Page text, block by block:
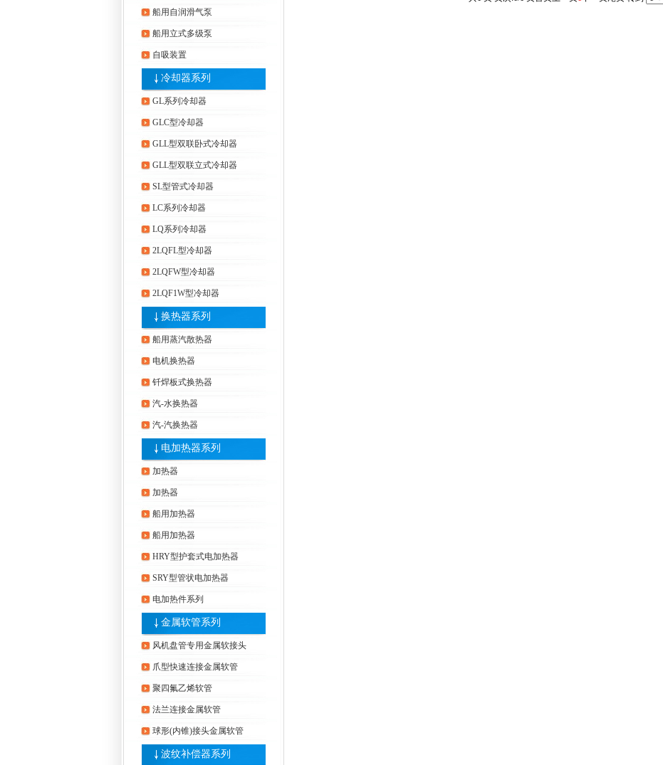
船用自润滑气泵
船用立式多级泵
自吸装置
冷却器系列
GL系列冷却器
GLC型冷却器
GLL型双联卧式冷却器
GLL型双联立式冷却器
SL型管式冷却器
LC系列冷却器
LQ系列冷却器
2LQFL型冷却器
2LQFW型冷却器
2LQF1W型冷却器
换热器系列
船用蒸汽散热器
电机换热器
钎焊板式换热器
汽-水换热器
汽-汽换热器
电加热器系列
加热器
加热器
船用加热器
船用加热器
HRY型护套式电加热器
SRY型管状电加热器
电加热件系列
金属软管系列
风机盘管专用金属软接头
爪型快速连接金属软管
聚四氟乙烯软管
法兰连接金属软管
球形(内锥)接头金属软管
波纹补偿器系列